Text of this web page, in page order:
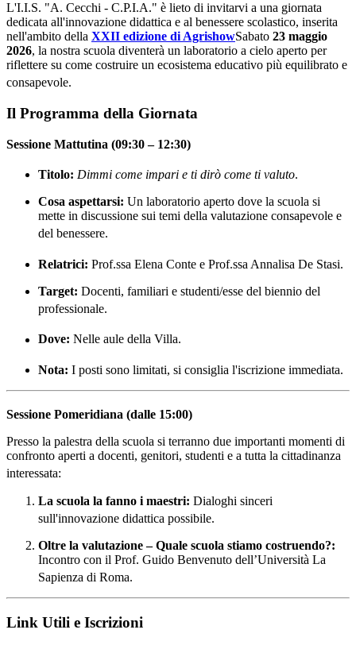
L'I.I.S. "A. Cecchi - C.P.I.A." è lieto di invitarvi a una giornata
dedicata all'innovazione didattica e al benessere scolastico, inserita
nell'ambito della XXII edizione di AgrishowSabato 23 maggio
2026, la nostra scuola diventerà un laboratorio a cielo aperto per
riflettere su come costruire un ecosistema educativo più equilibrato e
consapevole.
Il Programma della Giornata
Sessione Mattutina (09:30 – 12:30)
Titolo: Dimmi come impari e ti dirò come ti valuto.
Cosa aspettarsi: Un laboratorio aperto dove la scuola si
mette in discussione sui temi della valutazione consapevole e
del benessere.
Relatrici: Prof.ssa Elena Conte e Prof.ssa Annalisa De Stasi.
Target: Docenti, familiari e studenti/esse del biennio del
professionale.
Dove: Nelle aule della Villa.
Nota: I posti sono limitati, si consiglia l'iscrizione immediata.
Sessione Pomeridiana (dalle 15:00)
Presso la palestra della scuola si terranno due importanti momenti di
confronto aperti a docenti, genitori, studenti e a tutta la cittadinanza
interessata:
La scuola la fanno i maestri: Dialoghi sinceri
sull'innovazione didattica possibile.
Oltre la valutazione – Quale scuola stiamo costruendo?:
Incontro con il Prof. Guido Benvenuto dell’Università La
Sapienza di Roma.
Link Utili e Iscrizioni